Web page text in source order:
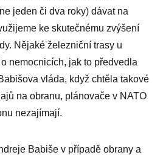
ministry
jeden či dva roky) dávat na
ke skutečnému zvýšení
Nějaké železniční trasy u
nemocnicích, jak to předvedla
vláda, když chtěla takové
na obranu, plánovače v NATO
nezajímají.
Babiše v případě obrany a